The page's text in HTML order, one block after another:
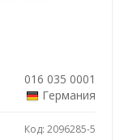
016 035 0001
Германия
Код: 2096285-5